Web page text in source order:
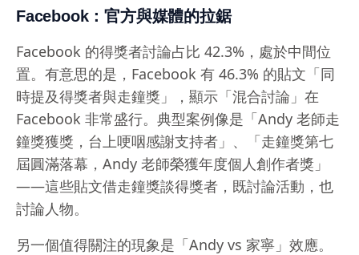
Facebook：官方與媒體的拉鋸
Facebook 的得獎者討論占比 42.3%，處於中間位
置。有意思的是，Facebook 有 46.3% 的貼文「同
時提及得獎者與走鐘獎」，顯示「混合討論」在
Facebook 非常盛行。典型案例像是「Andy 老師走
鐘獎獲獎，台上哽咽感謝支持者」、「走鐘獎第七
屆圓滿落幕，Andy 老師榮獲年度個人創作者獎」
——這些貼文借走鐘獎談得獎者，既討論活動，也
討論人物。
另一個值得關注的現象是「Andy vs 家寧」效應。